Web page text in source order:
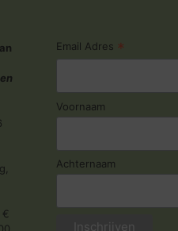
€
Email Adres *
Voornaam
Achternaam